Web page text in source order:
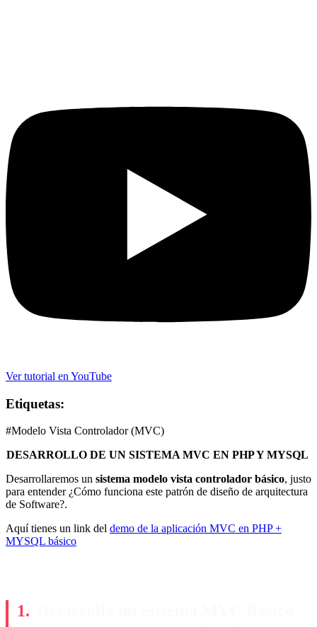
Ver tutorial en YouTube
Etiquetas:
#Modelo Vista Controlador (MVC)
DESARROLLO DE UN SISTEMA MVC EN PHP Y MYSQL
Desarrollaremos un sistema modelo vista controlador básico, justo
para entender ¿Cómo funciona este patrón de diseño de arquitectura
de Software?.
Aquí tienes un link del demo de la aplicación MVC en PHP +
MYSQL básico